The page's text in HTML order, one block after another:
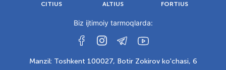
CITIUS ALTIUS FORTIUS
Biz ijtimoiy tarmoqlarda:
Manzil: Toshkent 100027, Botir Zokirov ko'chasi, 6